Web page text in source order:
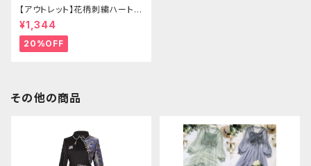
【アウトレット】花柄刺繍ハートバ
ッグ
¥1,344
20%OFF
その他の商品